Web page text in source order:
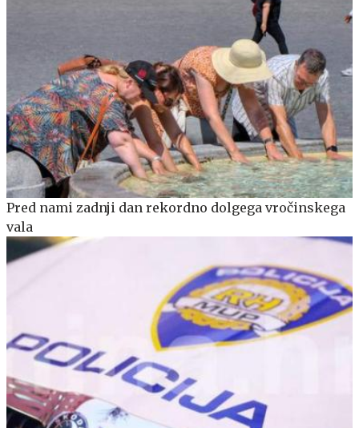
Pred nami zadnji dan rekordno dolgega vročinskega
vala